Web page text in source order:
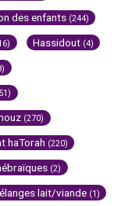
des enfants (244)
Hassidout (4)
(270)
haTorah (220)
(2)
lait/viande (1)